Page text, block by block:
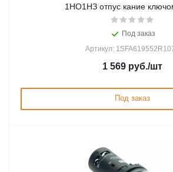
1НО1НЗ отпус кание
Под заказ
Артикул:
1 569 руб./шт
Под заказ